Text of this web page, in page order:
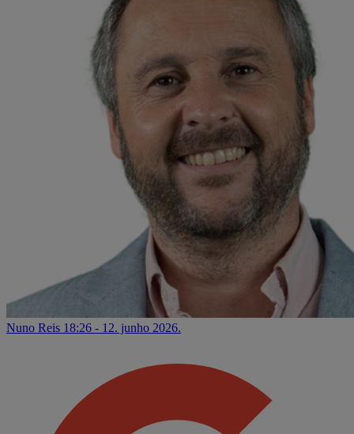
Nuno Reis 18:26 - 12. junho 2026.